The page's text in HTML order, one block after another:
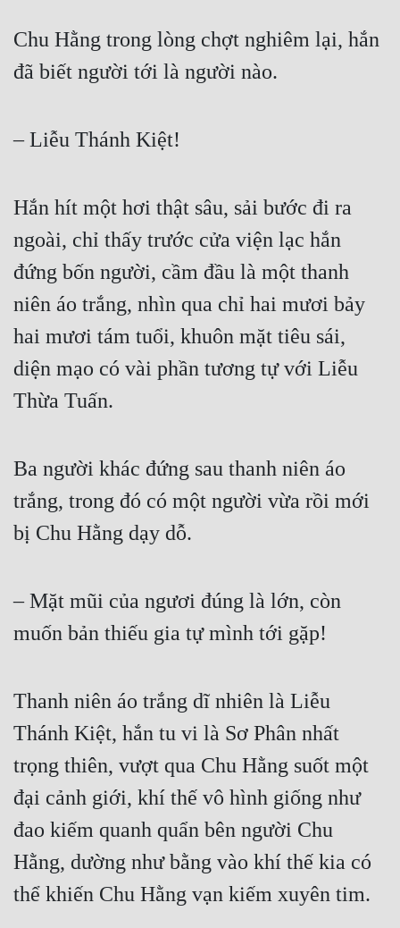
Chu Hằng trong lòng chợt nghiêm lại, hắn
đã biết người tới là người nào.
– Liễu Thánh Kiệt!
Hắn hít một hơi thật sâu, sải bước đi ra
ngoài, chỉ thấy trước cửa viện lạc hắn
đứng bốn người, cầm đầu là một thanh
niên áo trắng, nhìn qua chỉ hai mươi bảy
hai mươi tám tuổi, khuôn mặt tiêu sái,
diện mạo có vài phần tương tự với Liễu
Thừa Tuấn.
Ba người khác đứng sau thanh niên áo
trắng, trong đó có một người vừa rồi mới
bị Chu Hằng dạy dỗ.
– Mặt mũi của ngươi đúng là lớn, còn
muốn bản thiếu gia tự mình tới gặp!
Thanh niên áo trắng dĩ nhiên là Liễu
Thánh Kiệt, hắn tu vi là Sơ Phân nhất
trọng thiên, vượt qua Chu Hằng suốt một
đại cảnh giới, khí thế vô hình giống như
đao kiếm quanh quẩn bên người Chu
Hằng, dường như bằng vào khí thế kia có
thể khiến Chu Hằng vạn kiếm xuyên tim.